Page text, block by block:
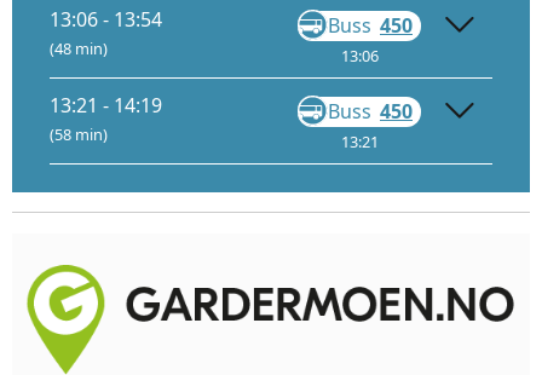
13:06 - 13:54
(48 min)
Buss 450
13:06
13:21 - 14:19
(58 min)
Buss 450
13:21